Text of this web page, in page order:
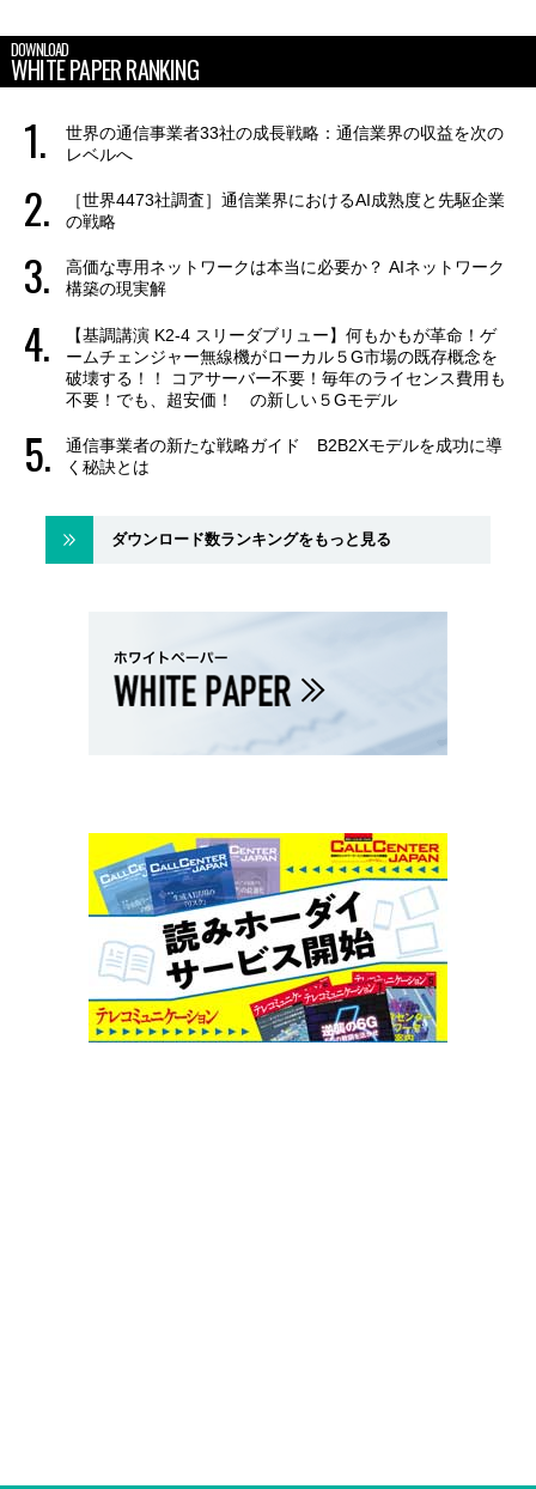
DOWNLOAD
WHITE PAPER RANKING
世界の通信事業者33社の成長戦略：通信業界の収益を次の
レベルへ
［世界4473社調査］通信業界におけるAI成熟度と先駆企業
の戦略
高価な専用ネットワークは本当に必要か？ AIネットワーク
構築の現実解
【基調講演 K2-4 スリーダブリュー】何もかもが革命！ゲ
ームチェンジャー無線機がローカル５G市場の既存概念を
破壊する！！ コアサーバー不要！毎年のライセンス費用も
不要！でも、超安価！ の新しい５Gモデル
通信事業者の新たな戦略ガイド B2B2Xモデルを成功に導
く秘訣とは
ダウンロード数ランキングをもっと見る